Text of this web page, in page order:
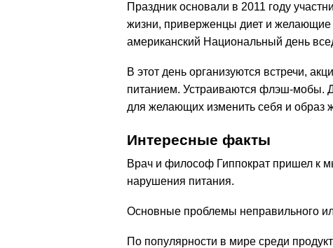
Праздник основали в 2011 году
жизни, приверженцы диет и
американский Национальный день
В этот день организуются встречи,
питанием. Устраиваются флэш-мобы.
для желающих изменить себя и образ
Интересные факты
Врач и философ Гиппократ пришел к
нарушения питания.
Основные проблемы неправильного
По популярности в мире среди